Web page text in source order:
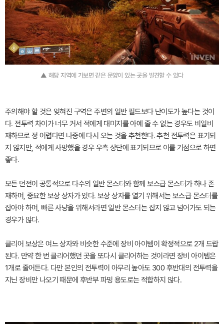
▲ 해당 지역에 가보면 같은 문양이 있는 곳을 발견할 수 있다
주의해야 할 것은 잊혀진 구역은 주변의 일반 필드보다 난이도가 높다는 것이
다. 전투력 차이가 너무 커서 적에게 대미지를 아예 줄 수 없는 경우도 비일비
재하므로 정 어렵다면 나중에 다시 오는 것을 추천한다. 추천 전투력은 표기되
지 않지만, 적에게 사망했을 경우 우측 상단에 표기되므로 이를 기점으로 하면
좋다.
모든 던전이 공통적으로 다수의 일반 몬스터와 함께 보스급 몬스터가 하나 존
재하며, 중요한 보상 상자가 있다. 보상 상자를 열기 위해서는 보스급 몬스터를
잡아야 하며, 빠른 사냥을 위해서라면 일반 몬스터는 잡지 않고 넘어가도 되는
경우가 많다.
클리어 보상은 여느 상자와 비슷한 수준에 장비 아이템이 확정적으로 2개 드랍
된다. 만약 한 번 클리어했던 곳을 또다시 클리어하는 것이라면 장비 아이템은
1개로 줄어든다. 다만 본인의 전투력이 아무리 높아도 300 후반대의 전투력을
지닌 장비만 나오기 때문에 후반부 파밍 용도로는 적합하지 않다.